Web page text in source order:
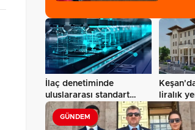
İlaç denetiminde
uluslararası standart
dönemi
liralık
GÜNDEM